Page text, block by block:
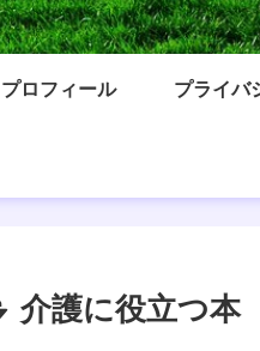
プロフィール プライバ
介護に役立つ本